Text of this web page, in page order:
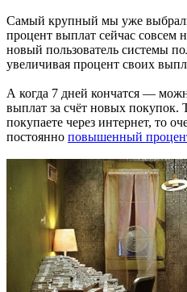
Самый крупный мы уже
процент выплат сейчас совсем
новый пользователь системы
увеличивая процент своих
А когда 7 дней кончатся —
выплат за счёт новых покупок.
покупаете через интернет, то
постоянно повышенный